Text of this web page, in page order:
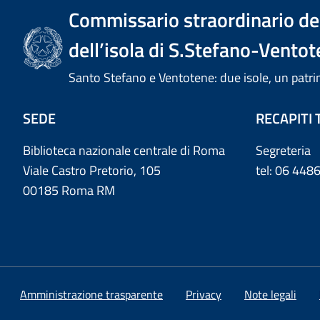
Commissario straordinario
dell’isola di S.Stefano-
Santo Stefano e Ventotene: due isole, un
SEDE
Biblioteca nazionale centrale di Roma
Viale Castro Pretorio, 105
00185 Roma RM
RECAPITI
Segreteria
tel: 06
Amministrazione trasparente Privacy Note legali